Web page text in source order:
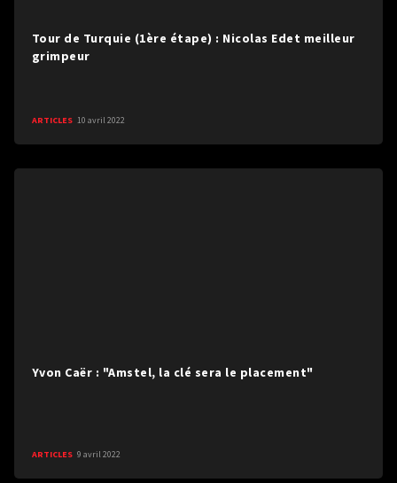
Tour de Turquie (1ère étape) : Nicolas Edet meilleur
grimpeur
ARTICLES 10 avril 2022
Yvon Caër : "Amstel, la clé sera le placement"
ARTICLES 9 avril 2022